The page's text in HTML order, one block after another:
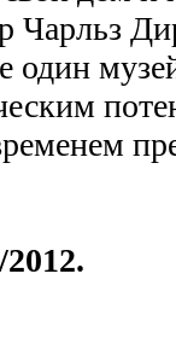
Чарльз
один